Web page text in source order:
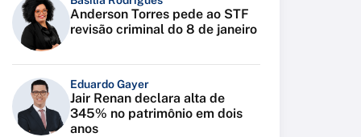
Anderson Torres pede ao STF
revisão criminal do 8 de janeiro
Eduardo Gayer
Jair Renan declara alta de
345% no patrimônio em dois
anos